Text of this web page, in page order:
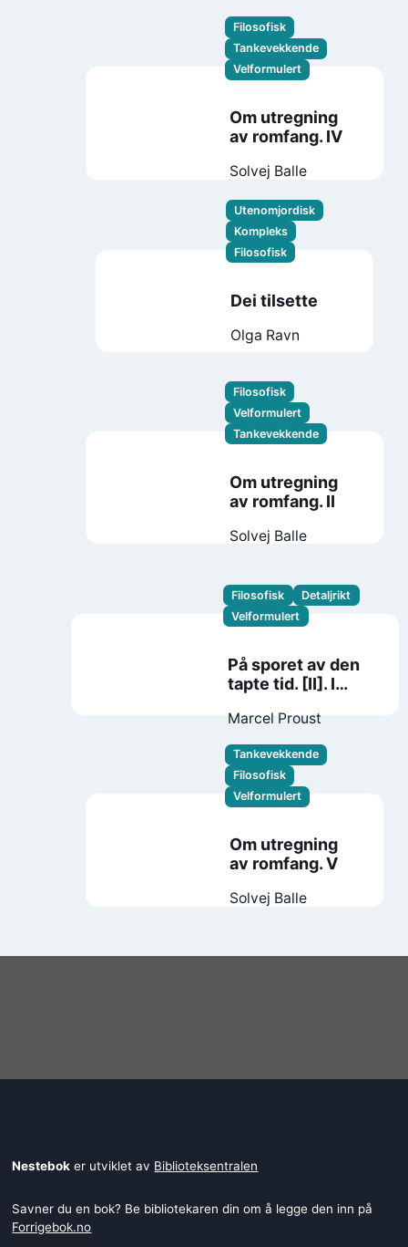
Filosofisk
Tankevekkende
Velformulert
Om utregning
av romfang. IV
Solvej Balle
Utenomjordisk
Kompleks
Filosofisk
Dei tilsette
Olga Ravn
Filosofisk
Velformulert
Tankevekkende
Om utregning
av romfang. II
Solvej Balle
Filosofisk
Detaljrikt
Velformulert
På sporet av den
tapte tid. [II]. I
blomst
Marcel Proust
Tankevekkende
Filosofisk
Velformulert
Om utregning
av romfang. V
Solvej Balle
Nestebok er utviklet av Biblioteksentralen
Savner du en bok? Be bibliotekaren din om å legge den inn på
Forrigebok.no